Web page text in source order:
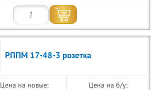
РППМ 17-48-3 розетка
Цена на новые: Цена на б/у: